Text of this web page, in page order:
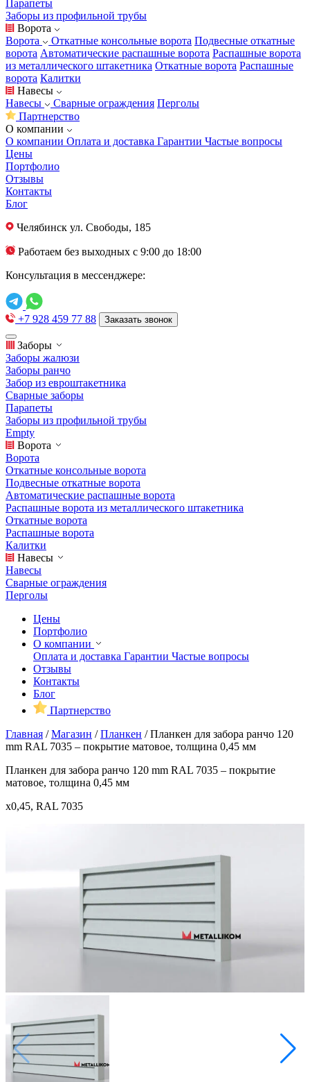
Парапеты
Заборы из профильной трубы
Ворота
Ворота
Откатные консольные ворота Подвесные откатные
ворота Автоматические распашные ворота Распашные ворота
из металлического штакетника Откатные ворота Распашные
ворота Калитки
Навесы
Навесы
Сварные ограждения Перголы
Партнерство
О компании
О компании Оплата и доставка Гарантии Частые вопросы
Цены
Портфолио
Отзывы
Контакты
Блог
Челябинск ул. Свободы, 185
Работаем без выходных с 9:00 до 18:00
Консультация в мессенджере:
+7 928 459 77 88 Заказать звонок
Заборы
Заборы жалюзи
Заборы ранчо
Забор из евроштакетника
Сварные заборы
Парапеты
Заборы из профильной трубы
Empty
Ворота
Ворота
Откатные консольные ворота
Подвесные откатные ворота
Автоматические распашные ворота
Распашные ворота из металлического штакетника
Откатные ворота
Распашные ворота
Калитки
Навесы
Навесы
Сварные ограждения
Перголы
Цены
Портфолио
О компании
Оплата и доставка Гарантии Частые вопросы
Отзывы
Контакты
Блог
Партнерство
Главная /Магазин /Планкен /Планкен для забора ранчо 120
mm RAL 7035 – покрытие матовое, толщина 0,45 мм
Планкен для забора ранчо 120 mm RAL 7035 – покрытие
матовое, толщина 0,45 мм
x0,45, RAL 7035